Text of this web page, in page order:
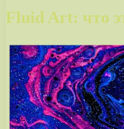
Fluid Art: что